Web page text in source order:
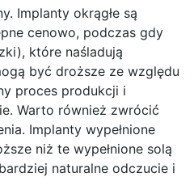
Implanty okrągłe są
cenowo, podczas gdy
które naśladują
być droższe ze względu
proces produkcji i
Warto również zwrócić
Implanty wypełnione
niż te wypełnione solą
naturalne odczucie i